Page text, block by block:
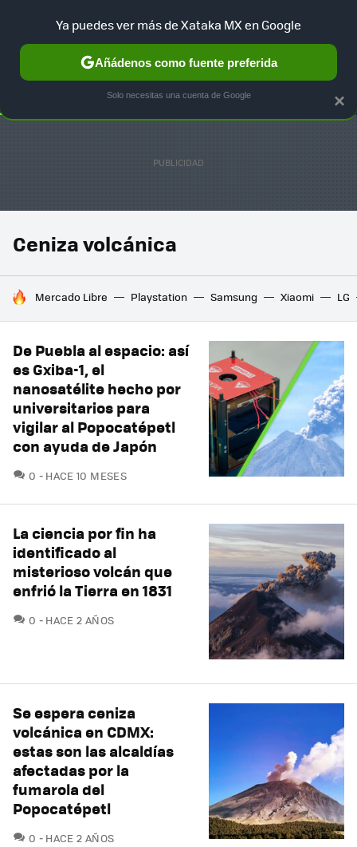
SELECCIÓN GAMING HOME AUTO TERRITORIO
Ceniza volcánica
HOY SE HABLA DE
Mercado Libre Playstation Samsung Xiaomi LG
De Puebla al espacio: así
es Gxiba-1, el
nanosatélite hecho por
universitarios para
vigilar al Popocatépetl
con ayuda de Japón
0 COMENTARIOS
HACE 10 MESES
La ciencia por fin ha
identificado al
misterioso volcán que
enfrió la Tierra en 1831
0 COMENTARIOS
HACE 2 AÑOS
Se espera ceniza
volcánica en CDMX:
estas son las alcaldías
afectadas por la
fumarola del
Popocatépetl
0 COMENTARIOS
HACE 2 AÑOS
×
Ya puedes ver más de Xataka MX en Google
Añádenos como fuente preferida
Solo necesitas una cuenta de Google